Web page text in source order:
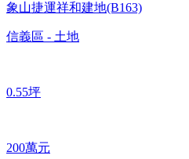
象山捷運祥和建地(B163)
信義區 - 土地
0.55坪
200萬元